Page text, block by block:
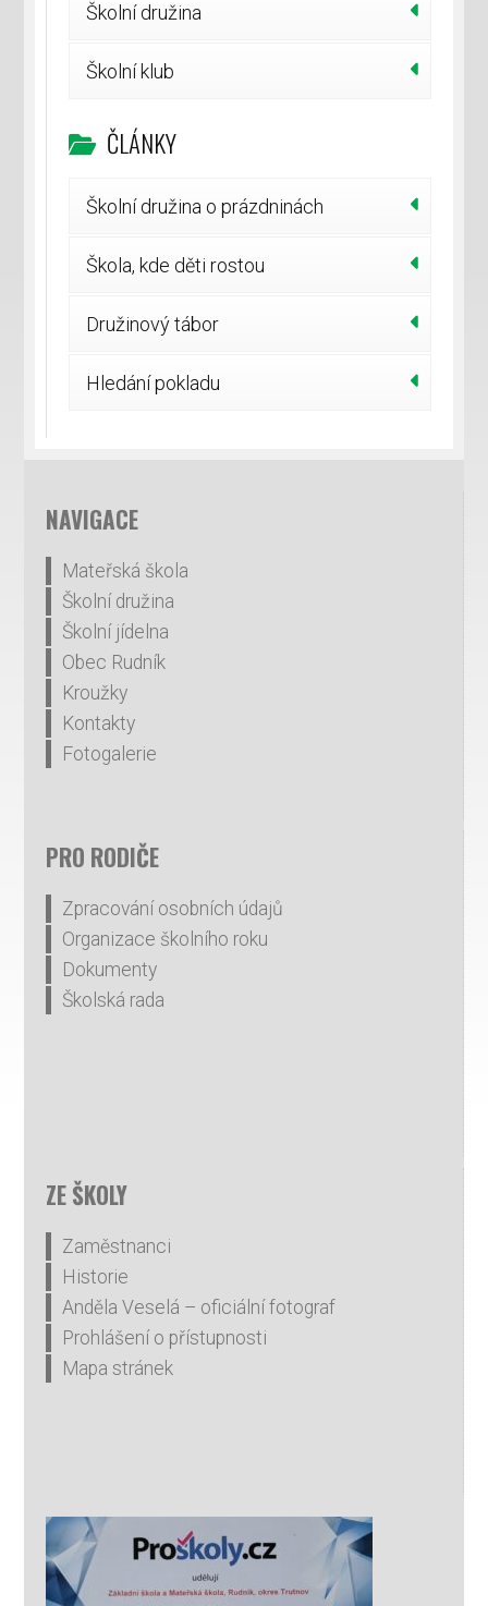
Školní družina
Školní klub
ČLÁNKY
Školní družina o prázdninách
Škola, kde děti rostou
Družinový tábor
Hledání pokladu
NAVIGACE
Mateřská škola
Školní družina
Školní jídelna
Obec Rudník
Kroužky
Kontakty
Fotogalerie
PRO RODIČE
Zpracování osobních údajů
Organizace školního roku
Dokumenty
Školská rada
ZE ŠKOLY
Zaměstnanci
Historie
Anděla Veselá – oficiální fotograf
Prohlášení o přístupnosti
Mapa stránek